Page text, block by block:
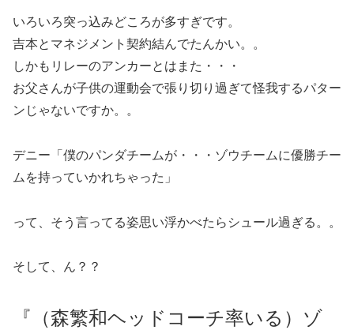
いろいろ突っ込みどころが多すぎです。
吉本とマネジメント契約結んでたんかい。。
しかもリレーのアンカーとはまた・・・
お父さんが子供の運動会で張り切り過ぎて怪我するパター
ンじゃないですか。。
デニー「僕のパンダチームが・・・ゾウチームに優勝チー
ムを持っていかれちゃった」
って、そう言ってる姿思い浮かべたらシュール過ぎる。。
そして、ん？？
『（森繁和ヘッドコーチ率いる）ゾ